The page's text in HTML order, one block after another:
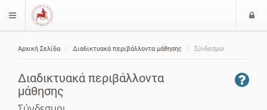
$langMenu
Αρχική Σελίδα Διαδικτυακά περιβάλλοντα μάθησης Σύνδεσμοι
Διαδικτυακά περιβάλλοντα
μάθησης